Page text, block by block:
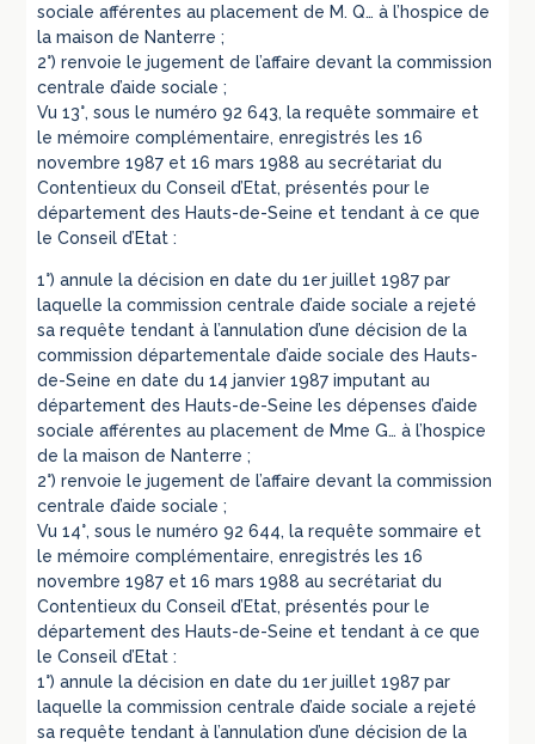
sociale afférentes au placement de M. Q… à l’hospice de
la maison de Nanterre ;
2°) renvoie le jugement de l’affaire devant la commission
centrale d’aide sociale ;
Vu 13°, sous le numéro 92 643, la requête sommaire et
le mémoire complémentaire, enregistrés les 16
novembre 1987 et 16 mars 1988 au secrétariat du
Contentieux du Conseil d’Etat, présentés pour le
département des Hauts-de-Seine et tendant à ce que
le Conseil d’Etat :
1°) annule la décision en date du 1er juillet 1987 par
laquelle la commission centrale d’aide sociale a rejeté
sa requête tendant à l’annulation d’une décision de la
commission départementale d’aide sociale des Hauts-
de-Seine en date du 14 janvier 1987 imputant au
département des Hauts-de-Seine les dépenses d’aide
sociale afférentes au placement de Mme G… à l’hospice
de la maison de Nanterre ;
2°) renvoie le jugement de l’affaire devant la commission
centrale d’aide sociale ;
Vu 14°, sous le numéro 92 644, la requête sommaire et
le mémoire complémentaire, enregistrés les 16
novembre 1987 et 16 mars 1988 au secrétariat du
Contentieux du Conseil d’Etat, présentés pour le
département des Hauts-de-Seine et tendant à ce que
le Conseil d’Etat :
1°) annule la décision en date du 1er juillet 1987 par
laquelle la commission centrale d’aide sociale a rejeté
sa requête tendant à l’annulation d’une décision de la